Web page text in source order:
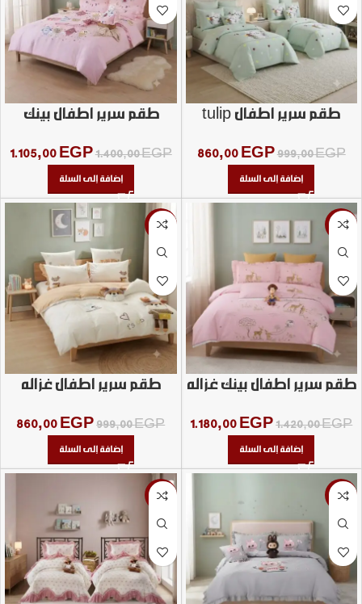
طقم سرير اطفال tulip
999,00EGP
860,00 EGP
إضافة إلى السلة
طقم سرير اطفال بينك
1.400,00EGP
1.105,00 EGP
إضافة إلى السلة
-17%
طقم سرير اطفال بينك غزاله
1.420,00EGP
1.180,00 EGP
إضافة إلى السلة
-14%
طقم سرير اطفال غزاله
999,00EGP
860,00 EGP
إضافة إلى السلة
-18%
-18%